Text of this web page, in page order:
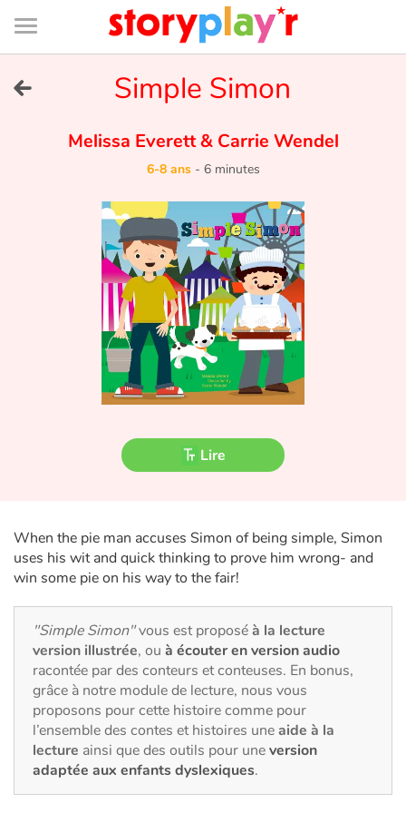
Connexion
Bibliothèque
de
page
Tester gratuitement
Bibliothèque
Contes d'ici et d'ailleurs
Princesses et princes, rois, reines et dragons
Héroïnes et héros
Les animaux
Voyage, épopée, enquête, aventure
Autour du monde
Apprentissage
Simple Simon
Melissa Everett&Carrie Wendel
6-8 ans- 6 minutes
Lire
When the pie man accuses Simon of being simple, Simon
uses his wit and quick thinking to prove him wrong- and
win some pie on his way to the fair!
"Simple Simon"vous est proposéà la lecture
version illustrée, ou à écouter en version audio
racontée par des conteurs et conteuses. En bonus,
grâce à notre module de lecture, nous vous
proposons pour cette histoire comme pour
l’ensemble des contes et histoires uneaide à la
lecture ainsi que des outils pour uneversion
adaptée aux enfants dyslexiques.